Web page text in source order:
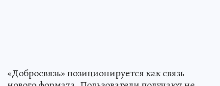
«Добросвязь» позиционируется как связь